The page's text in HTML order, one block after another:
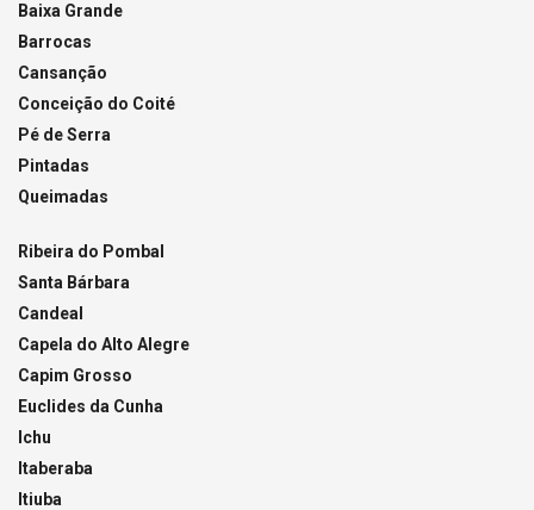
Baixa Grande
Barrocas
Cansanção
Conceição do Coité
Pé de Serra
Pintadas
Queimadas
Ribeira do Pombal
Santa Bárbara
Candeal
Capela do Alto Alegre
Capim Grosso
Euclides da Cunha
Ichu
Itaberaba
Itiuba